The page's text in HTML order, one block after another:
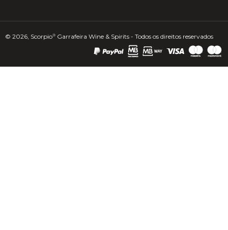
© 2026, Scorpio® Garrafeira Wine & Spirits - Todos os direitos reservados